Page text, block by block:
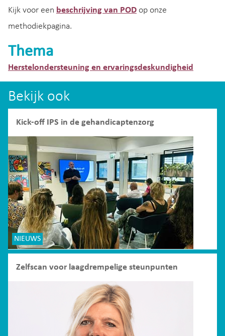
Kijk voor een beschrijving van POD op onze
methodiekpagina.
Thema
Herstelondersteuning en ervaringsdeskundigheid
Bekijk ook
Kick-off IPS in de gehandicaptenzorg
NIEUWS
Zelfscan voor laagdrempelige steunpunten